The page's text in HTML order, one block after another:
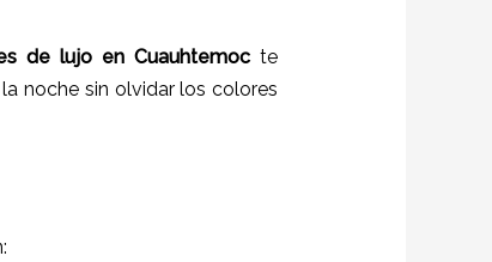
de lujo enCuauhtemoc te
noche sin olvidar los colores